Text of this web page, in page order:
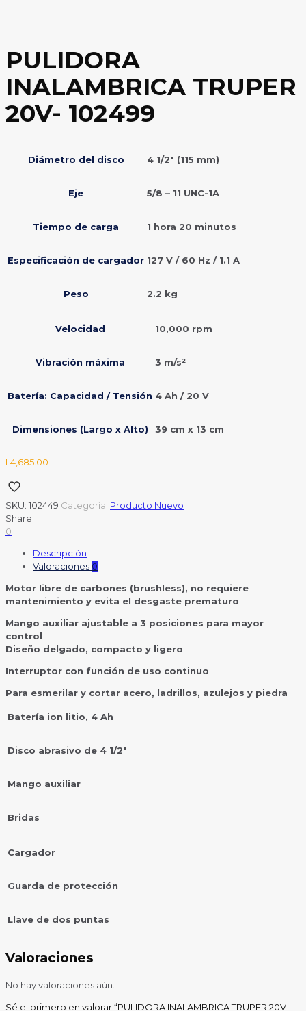
PULIDORA
INALAMBRICA TRUPER
20V- 102499
Diámetro del disco 4 1/2″ (115 mm)
Eje 5/8 – 11 UNC-1A
Tiempo de carga 1 hora 20 minutos
Especificación de cargador 127 V / 60 Hz / 1.1 A
Peso 2.2 kg
Velocidad 10,000 rpm
Vibración máxima 3 m/s²
Batería: Capacidad / Tensión 4 Ah / 20 V
Dimensiones (Largo x Alto) 39 cm x 13 cm
L 4,685.00
SKU: 102449 Categoría: Producto Nuevo
Share
0
Descripción
Valoraciones 0
Motor libre de carbones (brushless), no requiere
mantenimiento y evita el desgaste prematuro
Mango auxiliar ajustable a 3 posiciones para mayor
control
Diseño delgado, compacto y ligero
Interruptor con función de uso continuo
Para esmerilar y cortar acero, ladrillos, azulejos y piedra
Batería ion litio, 4 Ah
Disco abrasivo de 4 1/2″
Mango auxiliar
Bridas
Cargador
Guarda de protección
Llave de dos puntas
Valoraciones
No hay valoraciones aún.
Sé el primero en valorar “PULIDORA INALAMBRICA TRUPER 20V-